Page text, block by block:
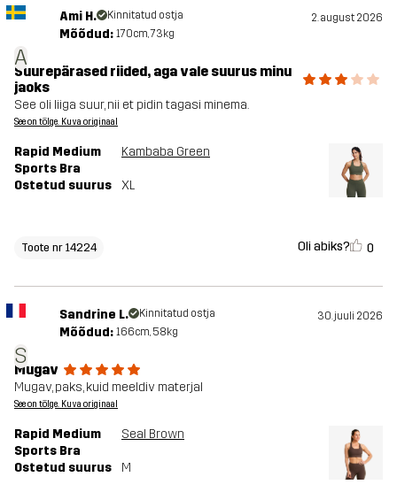
A
Ami H. Kinnitatud ostja 2. august 2026
Mõõdud: 170cm, 73kg
Suurepärased riided, aga vale suurus minu
jaoks
See oli liiga suur, nii et pidin tagasi minema.
See on tõlge. Kuva originaal
Rapid Medium
Sports Bra
Kambaba Green
Ostetud suurus XL
Toote nr 14224 Oli abiks? 0
S
Sandrine L. Kinnitatud ostja 30. juuli 2026
Mõõdud: 166cm, 58kg
Mugav
Mugav, paks, kuid meeldiv materjal
See on tõlge. Kuva originaal
Rapid Medium
Sports Bra
Seal Brown
Ostetud suurus M